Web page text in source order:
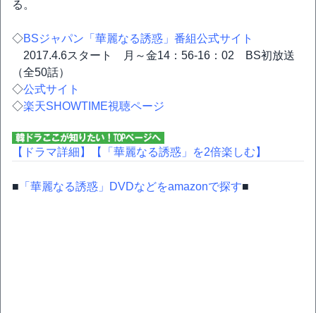
る。
◇BSジャパン「華麗なる誘惑」番組公式サイト
2017.4.6スタート 月～金14：56-16：02 BS初放送
（全50話）
◇公式サイト
◇楽天SHOWTIME視聴ページ
【ドラマ詳細】 【「華麗なる誘惑」を2倍楽しむ】
■ 「華麗なる誘惑」DVDなどをamazonで探す■